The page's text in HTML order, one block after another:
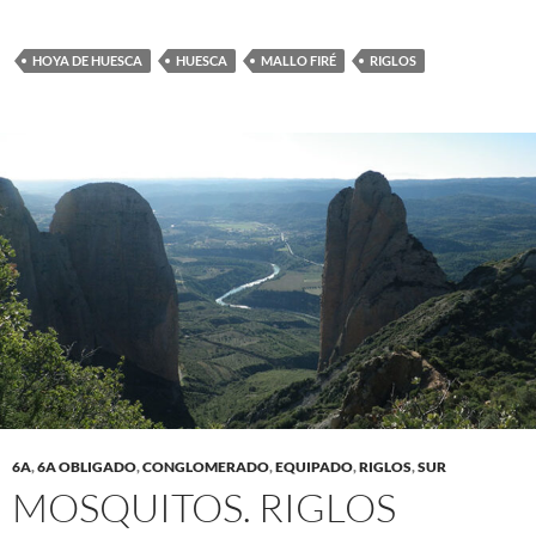
HOYA DE HUESCA HUESCA MALLO FIRÉ RIGLOS
6A,6A OBLIGADO,CONGLOMERADO,EQUIPADO,RIGLOS,SUR
MOSQUITOS. RIGLOS